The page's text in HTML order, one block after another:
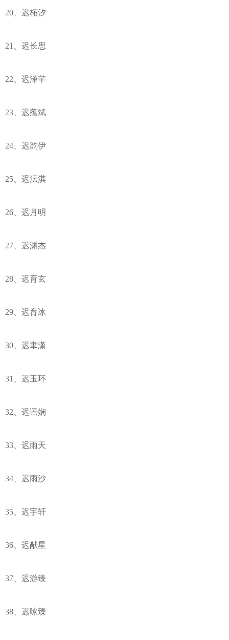
20、迟柘汐
21、迟长思
22、迟泽芊
23、迟蕴斌
24、迟韵伊
25、迟沄淇
26、迟月明
27、迟渊杰
28、迟育玄
29、迟育冰
30、迟聿潇
31、迟玉环
32、迟语娴
33、迟雨天
34、迟雨沙
35、迟宇轩
36、迟猷星
37、迟游臻
38、迟咏臻